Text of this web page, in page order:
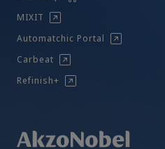
MIXIT
Automatchic Portal
Carbeat
Refinish+